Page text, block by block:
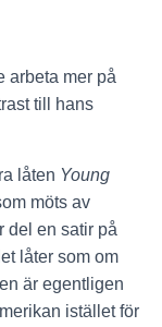
arbeta mer på
till hans
låten Young
möts av
del en satir på
låter som om
är egentligen
istället för